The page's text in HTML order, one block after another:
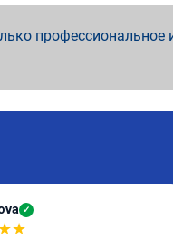
профессиональное
✓
★